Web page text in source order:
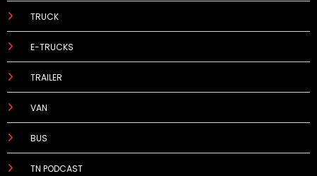
TRUCK
E-TRUCKS
TRAILER
VAN
BUS
TN PODCAST